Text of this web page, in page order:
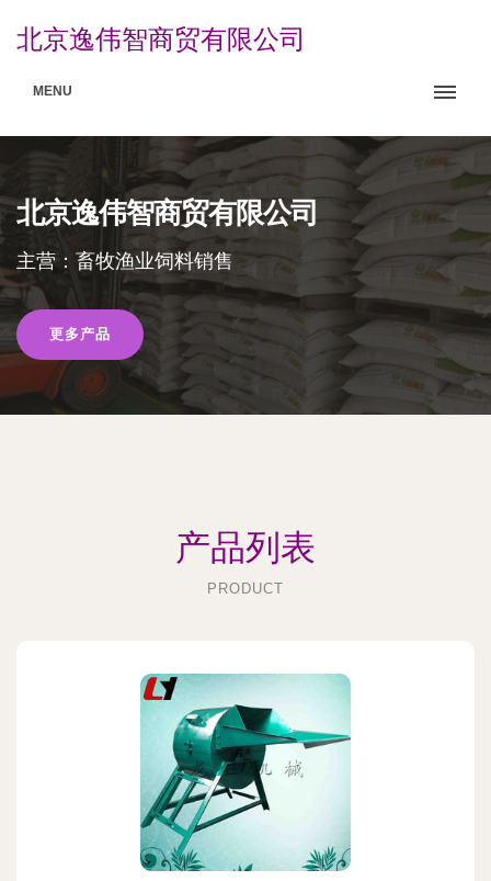
北京逸伟智商贸有限公司
MENU
北京逸伟智商贸有限公司
主营：畜牧渔业饲料销售
更多产品
产品列表
PRODUCT